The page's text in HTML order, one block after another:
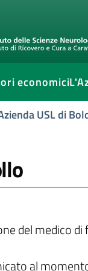
economici
USL di
del medico
al